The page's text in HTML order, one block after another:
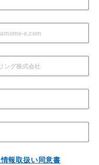
報取扱い同意書